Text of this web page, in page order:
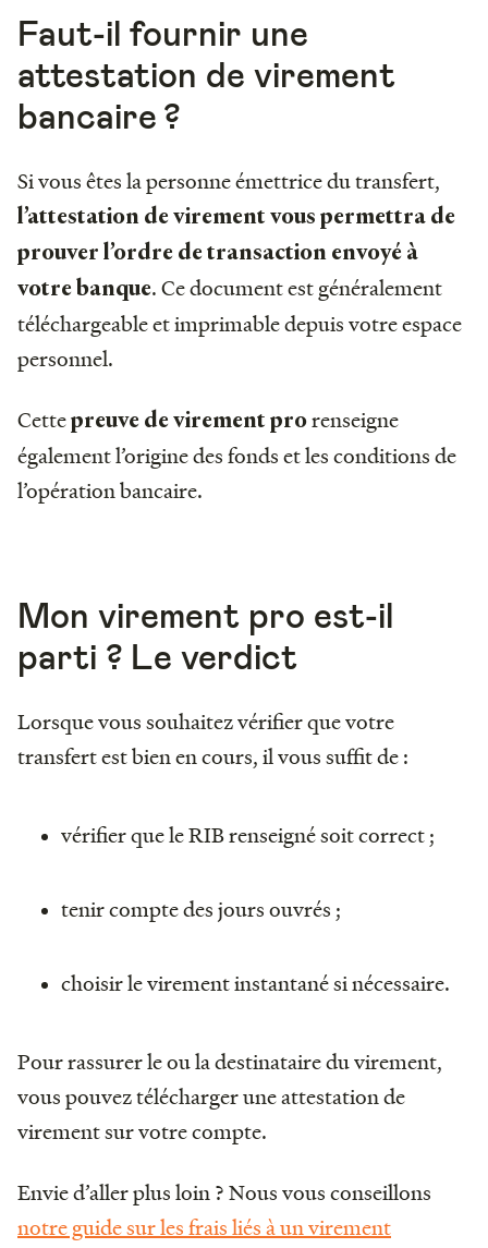
Faut-il fournir une
attestation de virement
bancaire ?
Si vous êtes la personne émettrice du transfert,
l’attestation de virement vous permettra de
prouver l’ordre de transaction envoyé à
votre banque. Ce document est généralement
téléchargeable et imprimable depuis votre espace
personnel.
Cettepreuve de virement prorenseigne
également l’origine des fonds et les conditions de
l’opération bancaire.
Mon virement pro est-il
parti ? Le verdict
Lorsque vous souhaitez vérifier que votre
transfert est bien en cours, il vous suffit de :
vérifier que le RIB renseigné soit correct ;
tenir compte des jours ouvrés ;
choisir le virement instantané si nécessaire.
Pour rassurer le ou la destinataire du virement,
vous pouvez télécharger une attestation de
virement sur votre compte.
Envie d’aller plus loin ? Nous vous conseillons
notre guide sur les frais liés à un virement